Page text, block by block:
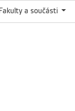
Fakulty a součásti